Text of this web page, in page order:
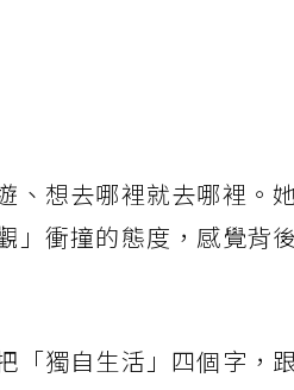
、想去哪裡就去哪裡。
」衝撞的態度，感覺背
「獨自生活」四個字，